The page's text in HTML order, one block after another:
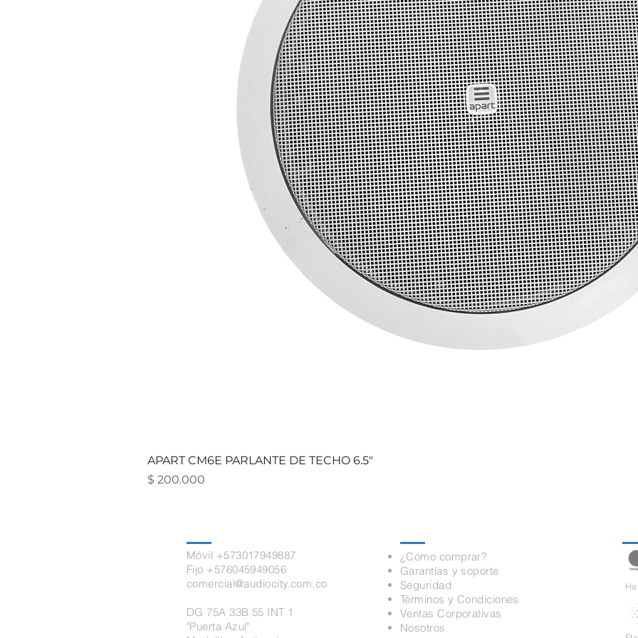
APART CM6E PARLANTE DE TECHO 6.5"
Precio
$ 200.000
Móvil +573017949887
Fijo +576045949056
comercial@audiocity.com.co
DG 75A 33B 55 INT 1
"Puerta Azul"
¿Cómo comprar?
Garantías y soporte
Seguridad
Términos y Condiciones
Ventas Corporativas
Nosotros